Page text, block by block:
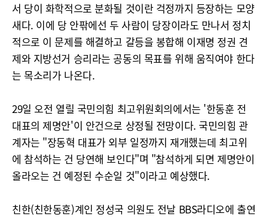
서 당이 화학적으로 분화될 것이란 걱정까지 등장하는 모양
새다. 이에 당 안팎에선 두 사람이 당장이라도 만나서 정치
적으로 이 문제를 해결하고 갈등을 봉합해 이재명 정권 견
제와 지방선거 승리라는 공동의 목표를 위해 움직여야 한다
는 목소리가 나온다.
29일 오전 열릴 국민의힘 최고위원회의에서는 '한동훈 전
대표의 제명안'이 안건으로 상정될 전망이다. 국민의힘 관
계자는 "장동혁 대표가 외부 일정까지 재개했는데 최고위
에 참석하는 건 당연해 보인다"며 "참석하게 되면 제명안이
올라오는 건 예정된 수순일 것"이라고 예상했다.
친한(친한동훈)계인 정성국 의원도 전날 BBS라디오에 출연